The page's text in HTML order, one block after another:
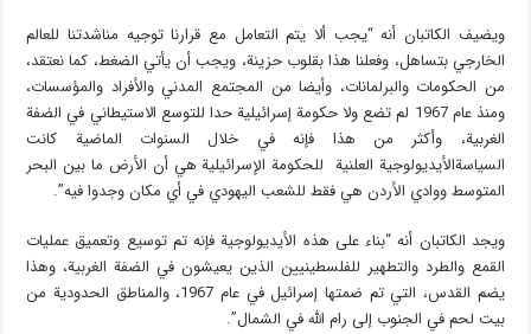
ويضيف الكاتبان أنه “يجب ألا يتم التعامل مع قرارنا توجيه مناشدتنا للعالم
الخارجي بتساهل، وفعلنا هذا بقلوب حزينة، ويجب أن يأتي الضغط، كما نعتقد،
من الحكومات والبرلمانات، وأيضا من المجتمع المدني والأفراد والمؤسسات،
ومنذ عام 1967 لم تضع ولا حكومة إسرائيلية حدا للتوسع الاستيطاني في الضفة
الغربية، وأكثر من هذا فإنه في خلال السنوات الماضية كانت
السياسةالأيديولوجية العلنية للحكومة الإسرائيلية هي أن الأرض ما بين البحر
المتوسط ووادي الأردن هي فقط للشعب اليهودي في أي مكان وجدوا فيه”.
ويجد الكاتبان أنه “بناء على هذه الأيديولوجية فإنه تم توسيع وتعميق عمليات
القمع والطرد والتطهير للفلسطينيين الذين يعيشون في الضفة الغربية، وهذا
يضم القدس، التي تم ضمتها إسرائيل في عام 1967، والمناطق الحدودية من
بيت لحم في الجنوب إلى رام الله في الشمال”.